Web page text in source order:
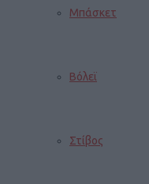
Μπάσκετ
Βόλεϊ
Στίβος